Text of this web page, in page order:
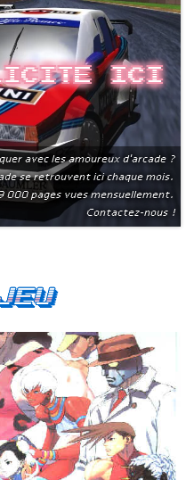
ici
avec les amoureux d'arcade ?
se retrouvent ici chaque mois.
000 pages vues mensuellement.
Contactez-nous !